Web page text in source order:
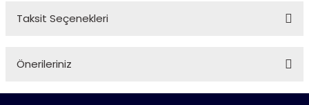
Ürün hakkında henüz soru sorulmamış.
Taksit Seçenekleri
Önerileriniz
Bu ürünün fiyat bilgisi, resim, ürün açıklamalarında ve diğer